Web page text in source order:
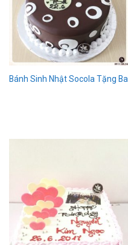
Bánh Sinh Nhật Socola Tặng Ba